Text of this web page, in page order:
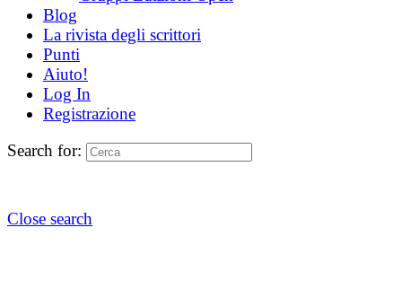
Blog
La rivista degli scrittori
Punti
Aiuto!
Log In
Registrazione
Search for:
Close search